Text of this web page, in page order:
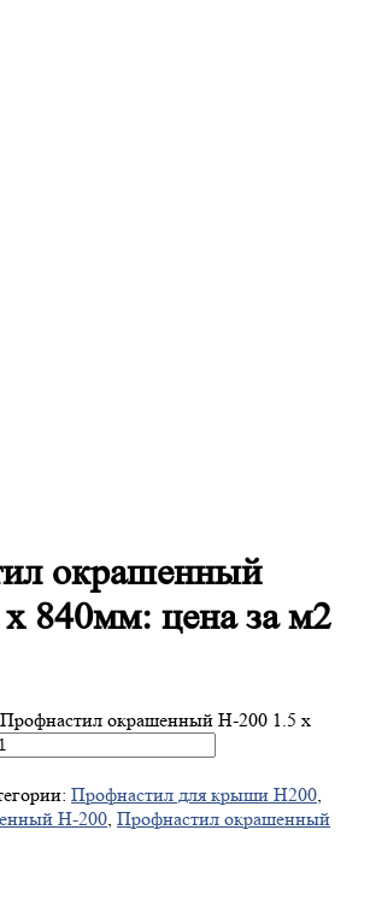
окрашенный
840мм: цена за м2
Профнастил окрашенный Н-200 1.5 х
Профнастил для крыши Н200,
Н-200, Профнастил окрашенный